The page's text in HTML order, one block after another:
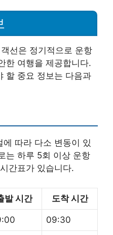
선은 정기적으로 운항
한 여행을 제공합니다.
할 중요 정보는 다음과
따라 다소 변동이 있
는 하루 5회 이상 운항
간표가 있습니다.
발 시간 도착 시간
09:30